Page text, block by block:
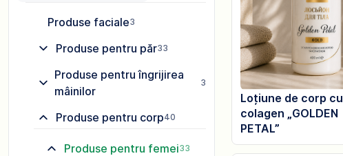
Produse faciale3
Produse pentru păr33
Produse pentru îngrijirea
mâinilor
36
Produse pentru corp40
Produse pentru femei33
Loțiune de corp cu
colagen „GOLDEN
PETAL”